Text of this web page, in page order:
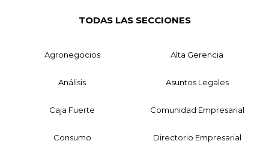
TODAS LAS SECCIONES
Agronegocios Alta Gerencia
Análisis Asuntos Legales
Caja Fuerte Comunidad Empresarial
Consumo Directorio Empresarial